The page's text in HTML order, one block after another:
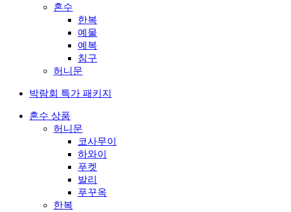
혼수
한복
예물
예복
침구
허니문
박람회 특가 패키지
혼수 상품
허니문
코사무이
하와이
푸켓
발리
푸꾸옥
한복